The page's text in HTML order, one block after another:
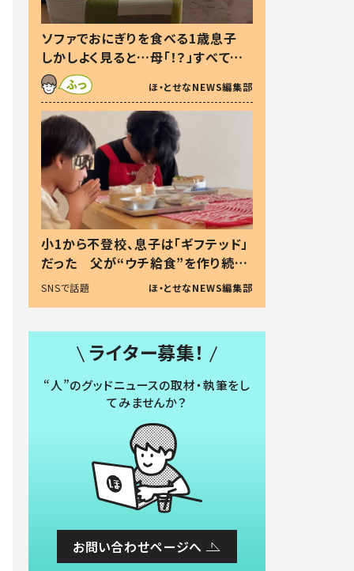
ソファでおにぎりを食べる1歳息子
しかしよく見ると…母「！？」すべてを
察した母の投稿に「可愛いから許
す！」「現行犯〜」
ほ・とせなNEWS編集部
小1から不登校、息子は「ギフテッド」
だった 父が“ウチ給食”を作り続け
る理由とは #令和の親 #令和の子
SNSで話題 ほ・とせなNEWS編集部
ライター募集！
“人”のグッドニュースの取材・執筆をし
てみませんか？
お問い合わせページへ